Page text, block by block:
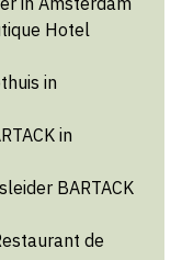
Hotel
in
in
BARTACK
de